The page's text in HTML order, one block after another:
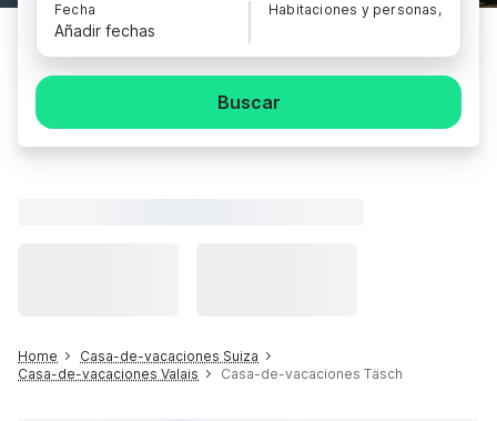
Fecha
Añadir fechas
Habitaciones y personas,
Buscar
Home
Casa-de-vacaciones Suiza
Casa-de-vacaciones Valais
Casa-de-vacaciones Täsch